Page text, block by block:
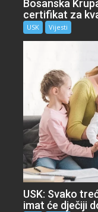
Bosanska
certifikat za
USK Vijesti
USK: Svako
imat će dječiji